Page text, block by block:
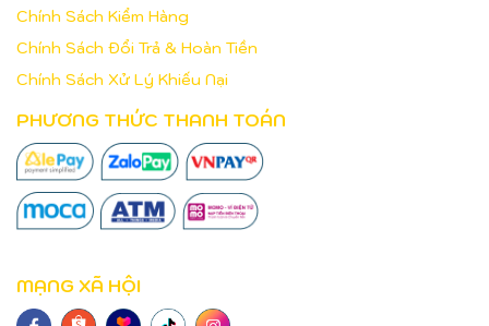
Chính Sách Kiểm Hàng
Chính Sách Đổi Trả & Hoàn Tiền
Chính Sách Xử Lý Khiếu Nại
PHƯƠNG THỨC THANH TOÁN
MẠNG XÃ HỘI